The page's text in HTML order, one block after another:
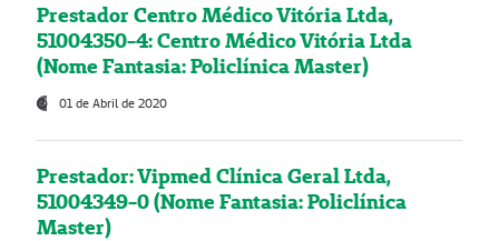
Prestador Centro Médico Vitória Ltda,
51004350-4: Centro Médico Vitória Ltda
(Nome Fantasia: Policlínica Master)
01 de Abril de 2020
Prestador: Vipmed Clínica Geral Ltda,
51004349-0 (Nome Fantasia: Policlínica
Master)